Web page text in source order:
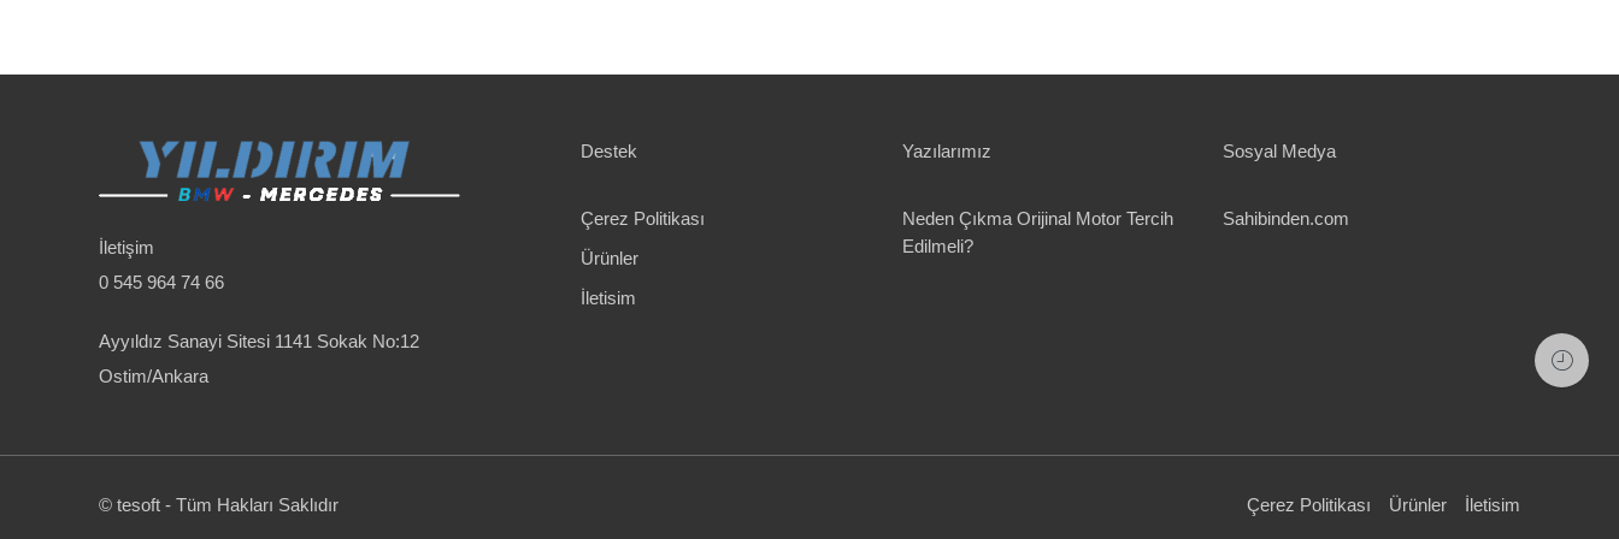
İletişim
0 545 964 74 66
Ayyıldız Sanayi Sitesi 1141 Sokak No:12
Ostim/Ankara
Destek
Çerez Politikası
Ürünler
İletisim
Yazılarımız
Neden Çıkma Orijinal Motor Tercih
Edilmeli?
Sosyal Medya
Sahibinden.com
© tesoft - Tüm Hakları Saklıdır Çerez Politikası Ürünler İletisim